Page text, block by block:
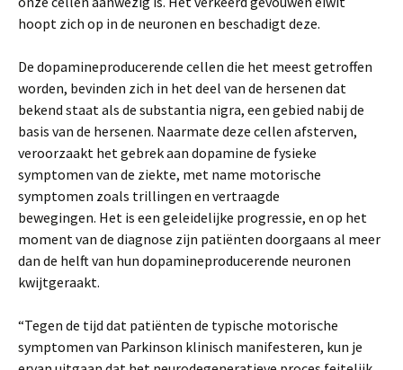
hoopt zich op in de neuronen en beschadigt deze.
De dopamineproducerende cellen die het meest getroffen
worden, bevinden zich in het deel van de hersenen dat
bekend staat als de substantia nigra, een gebied nabij de
basis van de hersenen. Naarmate deze cellen afsterven,
veroorzaakt het gebrek aan dopamine de fysieke
symptomen van de ziekte, met name motorische
symptomen zoals trillingen en vertraagde
bewegingen. Het is een geleidelijke progressie, en op het
moment van de diagnose zijn patiënten doorgaans al meer
dan de helft van hun dopamineproducerende neuronen
kwijtgeraakt.
“Tegen de tijd dat patiënten de typische motorische
symptomen van Parkinson klinisch manifesteren, kun je